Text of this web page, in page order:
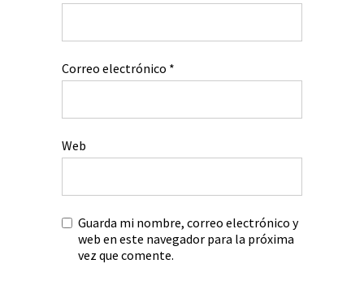
Correo electrónico *
Web
Guarda mi nombre, correo electrónico y
web en este navegador para la próxima
vez que comente.